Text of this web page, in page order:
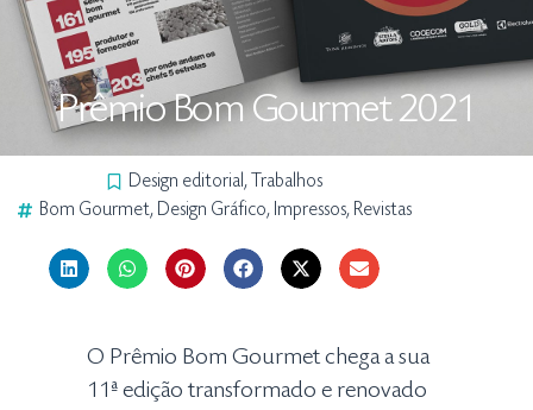
Prêmio Bom Gourmet 2021
Design editorial ,
Trabalhos
Bom Gourmet, Design Gráfico, Impressos, Revistas
O Prêmio Bom Gourmet chega a sua
11ª edição transformado e renovado